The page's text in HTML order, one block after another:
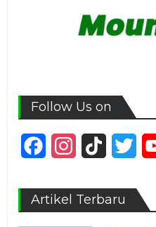
Follow Us on
FacebookInstagram
TikTok
Artikel Terbaru